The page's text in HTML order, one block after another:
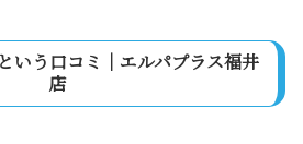
いう口コミ｜エルパプラス福井
店